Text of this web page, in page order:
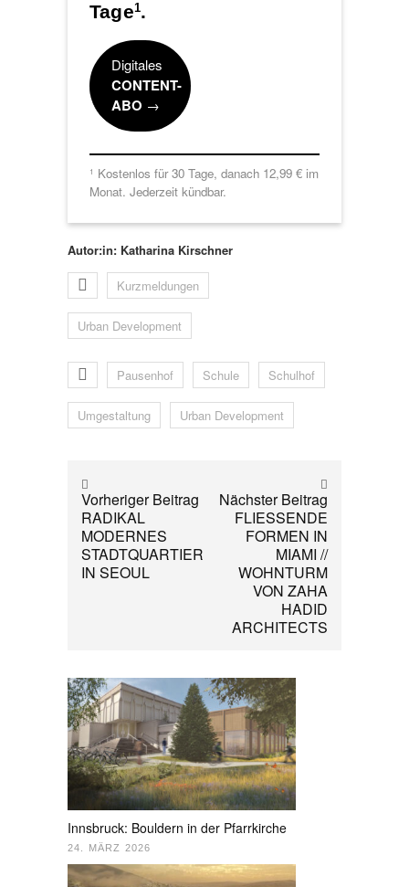
Tage1.
Digitales
CONTENT-
ABO →
1 Kostenlos für 30 Tage, danach 12,99 € im
Monat. Jederzeit kündbar.
Autor:in: Katharina Kirschner
Kurzmeldungen
Urban Development
Pausenhof Schule Schulhof
Umgestaltung Urban Development
Vorheriger Beitrag
RADIKAL
MODERNES
STADTQUARTIER
IN SEOUL
Nächster Beitrag
FLIESSENDE
FORMEN IN
MIAMI //
WOHNTURM
VON ZAHA
HADID
ARCHITECTS
Innsbruck: Bouldern in der Pfarrkirche
24. MÄRZ 2026